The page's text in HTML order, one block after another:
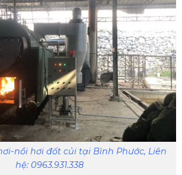
nồi hơi đốt củi tại Bình Phước, Liên
hệ: 0963.931.338